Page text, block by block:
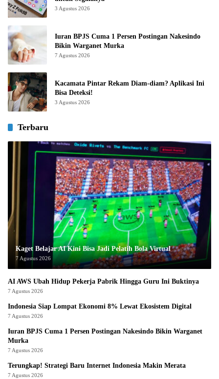
3 Agustus 2026
Iuran BPJS Cuma 1 Persen Postingan Nakesindo
Bikin Warganet Murka
7 Agustus 2026
Kacamata Pintar Rekam Diam-diam? Aplikasi Ini
Bisa Deteksi!
3 Agustus 2026
Terbaru
Kaget Belajar AI Kini Bisa Jadi Pelatih Bola Virtual
7 Agustus 2026
AI AWS Ubah Hidup Pekerja Pabrik Hingga Guru Ini Buktinya
7 Agustus 2026
Indonesia Siap Lompat Ekonomi 8% Lewat Ekosistem Digital
7 Agustus 2026
Iuran BPJS Cuma 1 Persen Postingan Nakesindo Bikin Warganet
Murka
7 Agustus 2026
Terungkap! Strategi Baru Internet Indonesia Makin Merata
7 Agustus 2026